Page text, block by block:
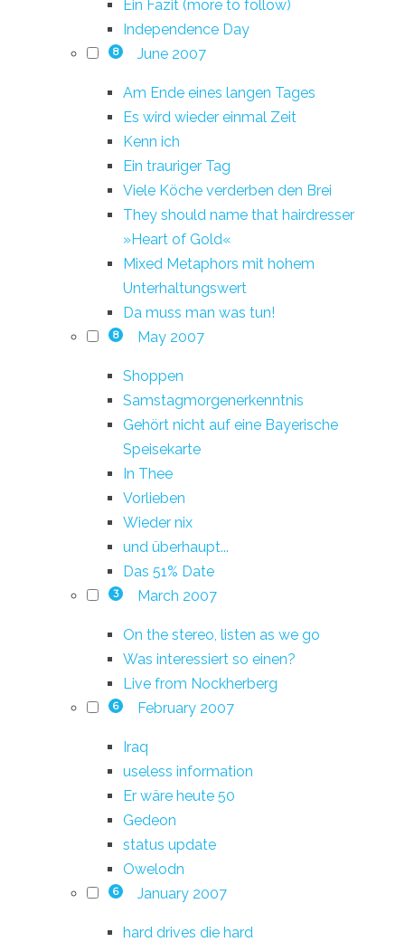
Ein Fazit (more to follow)
Independence Day
8 June 2007
Am Ende eines langen Tages
Es wird wieder einmal Zeit
Kenn ich
Ein trauriger Tag
Viele Köche verderben den Brei
They should name that hairdresser
»Heart of Gold«
Mixed Metaphors mit hohem
Unterhaltungswert
Da muss man was tun!
8 May 2007
Shoppen
Samstagmorgenerkenntnis
Gehört nicht auf eine Bayerische
Speisekarte
In Thee
Vorlieben
Wieder nix
und überhaupt...
Das 51% Date
3 March 2007
On the stereo, listen as we go
Was interessiert so einen?
Live from Nockherberg
6 February 2007
Iraq
useless information
Er wäre heute 50
Gedeon
status update
Owelodn
6 January 2007
hard drives die hard